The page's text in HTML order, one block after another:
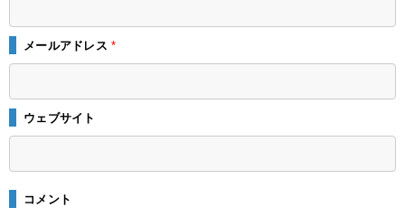
メールアドレス*
ウェブサイト
コメント